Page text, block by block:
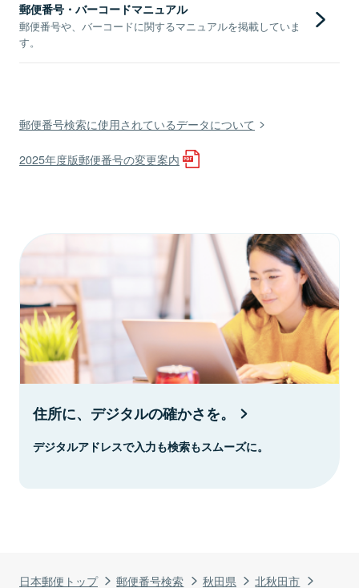
日本郵便トップ 郵便番号検索 秋田県
北秋田市
郵便番号・バーコードマニュアル
郵便番号や、バーコードに関するマニュアルを掲載していま
す。
郵便番号検索に使用されているデータについて
2025年度版郵便番号の変更案内
住所に、デジタルの確かさを。
デジタルアドレスで入力も検索もスムーズに。